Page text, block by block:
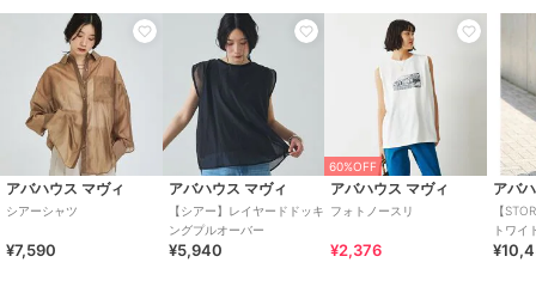
原産国 中国
アバハウス マヴィ
シアーシャツ
¥7,590
アバハウス マヴィ
【シアー】レイヤードドッキ
ングプルオーバー
¥5,940
60%OFF
アバハウス マヴィ
フォトノースリ
¥2,376
アバ
【
トワイ